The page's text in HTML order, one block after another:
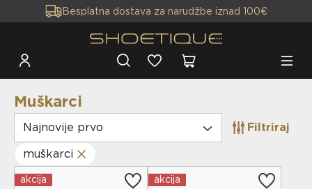
Besplatna dostava za narudžbe iznad 100€
Muškarci
Najnovije prvo
Filtriraj
muškarci
akcija akcija